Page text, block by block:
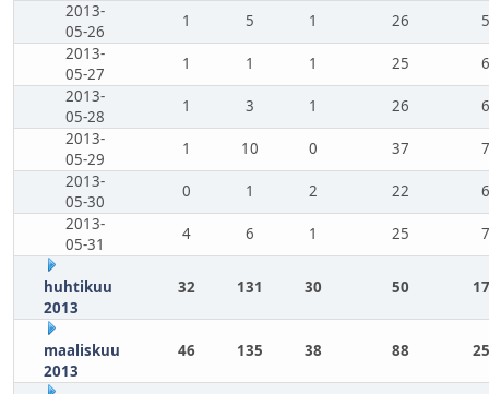
2013-
05-26
1 5 1 26
2013-
05-27
1 1 1 25
2013-
05-28
1 3 1 26
2013-
05-29
1 10 0 37
2013-
05-30
0 1 2 22
2013-
05-31
4 6 1 25
huhtikuu
2013
32 131 30 50
maaliskuu
2013
46 135 38 88